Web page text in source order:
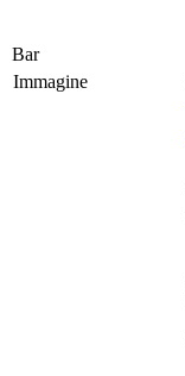
Bar
Immagine